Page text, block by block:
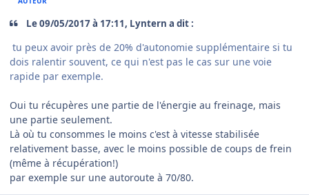
Le ‎09‎/‎05‎/‎2017 à 17:11, Lyntern a dit :
tu peux avoir près de 20% d'autonomie supplémentaire si tu
dois ralentir souvent, ce qui n'est pas le cas sur une voie
rapide par exemple.
Oui tu récupères une partie de l'énergie au freinage, mais
une partie seulement.
Là où tu consommes le moins c'est à vitesse stabilisée
relativement basse, avec le moins possible de coups de frein
(même à récupération!)
par exemple sur une autoroute à 70/80.